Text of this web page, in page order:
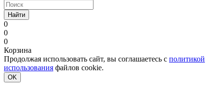
Найти
0
0
0
Корзина
Продолжая использовать сайт, вы соглашаетесь с политикой
использования файлов cookie.
OK